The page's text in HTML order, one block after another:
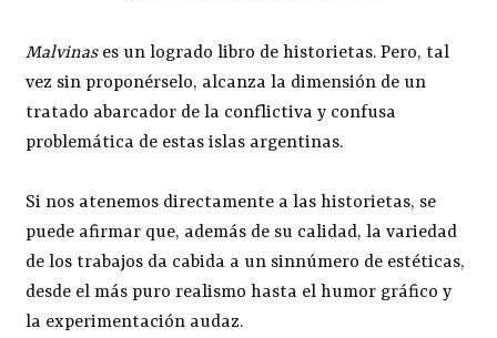
Malvinas es un logrado libro de historietas. Pero, tal
vez sin proponérselo, alcanza la dimensión de un
tratado abarcador de la conflictiva y confusa
problemática de estas islas argentinas.
Si nos atenemos directamente a las historietas, se
puede afirmar que, además de su calidad, la variedad
de los trabajos da cabida a un sinnúmero de estéticas,
desde el más puro realismo hasta el humor gráfico y
la experimentación audaz.